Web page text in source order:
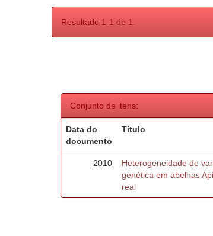
Resultado 1-1 de 1.
Conjunto de itens:
Data do
documento
Título
2010
Heterogeneidade de
genética em abelhas
real